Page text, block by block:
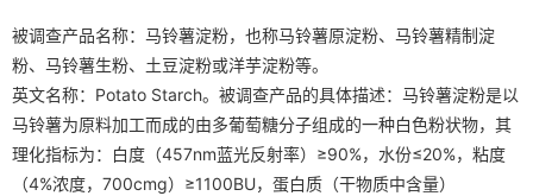
被调查产品名称：马铃薯淀粉，也称马铃薯原淀粉、马铃薯精制淀
粉、马铃薯生粉、土豆淀粉或洋芋淀粉等。
英文名称：Potato Starch。被调查产品的具体描述：马铃薯淀粉是以
马铃薯为原料加工而成的由多葡萄糖分子组成的一种白色粉状物，其
理化指标为：白度（457nm蓝光反射率）≥90%，水份≤20%，粘度
（4%浓度，700cmg）≥1100BU，蛋白质（干物质中含量）